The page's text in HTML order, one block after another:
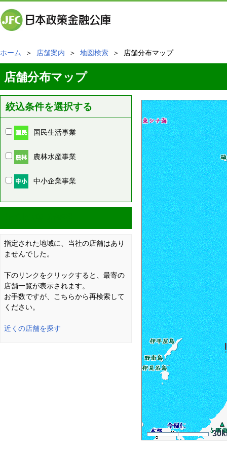
ホーム ＞ 店舗案内 ＞ 地図検索 ＞ 店舗分布マップ
店舗分布マップ
絞込条件を選択する
国民生活事業
農林水産事業
中小企業事業
指定された地域に、当社の店舗はあり
ませんでした。
下のリンクをクリックすると、最寄の
店舗一覧が表示されます。
お手数ですが、こちらから再検索して
ください。
近くの店舗を探す